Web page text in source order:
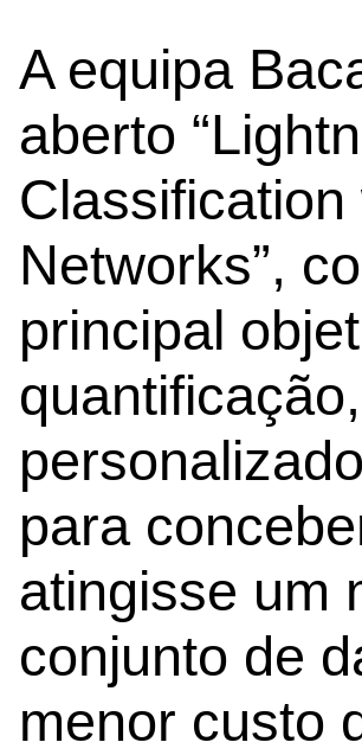
A equipa
aberto
Networks”,
principal
para
atingisse um
conjunto de
menor custo